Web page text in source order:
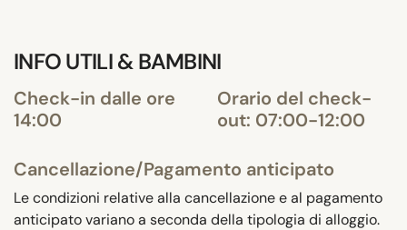
INFO UTILI & BAMBINI
Check-in dalle ore
14:00
Orario del check-
out: 07:00-12:00
Cancellazione/Pagamento anticipato
Le condizioni relative alla cancellazione e al pagamento
anticipato variano a seconda della tipologia di alloggio.